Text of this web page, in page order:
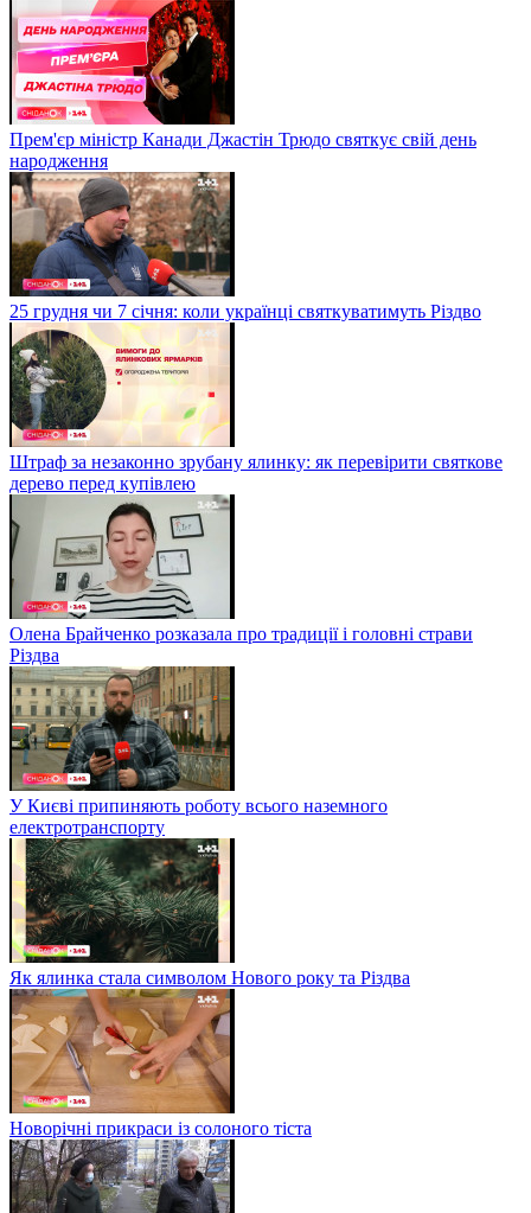
Прем'єр міністр Канади Джастін Трюдо святкує свій день
народження
25 грудня чи 7 січня: коли українці святкуватимуть Різдво
Штраф за незаконно зрубану ялинку: як перевірити святкове
дерево перед купівлею
Олена Брайченко розказала про традиції і головні страви
Різдва
У Києві припиняють роботу всього наземного
електротранспорту
Як ялинка стала символом Нового року та Різдва
Новорічні прикраси із солоного тіста